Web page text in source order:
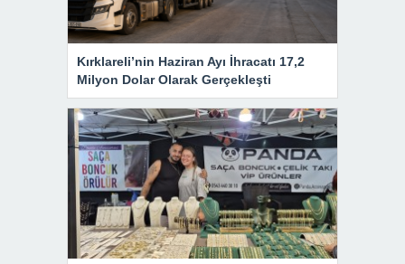
Kırklareli’nin Haziran Ayı İhracatı 17,2
Milyon Dolar Olarak Gerçekleşti